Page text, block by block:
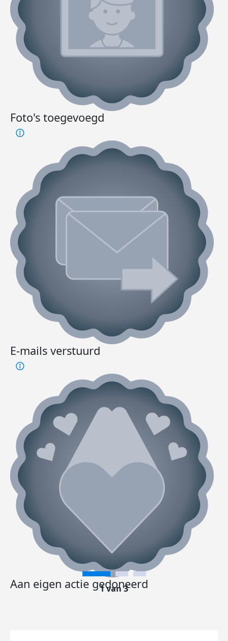
Foto's toegevoegd
E-mails verstuurd
Aan eigen actie gedoneerd
1 van 3